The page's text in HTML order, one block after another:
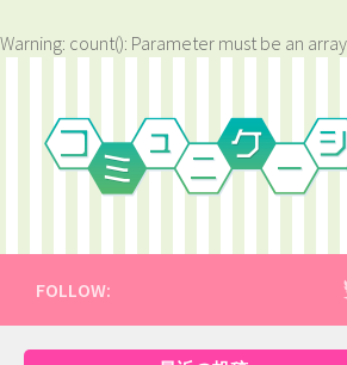
Warning: count(): Parameter must be an
FOLLOW: